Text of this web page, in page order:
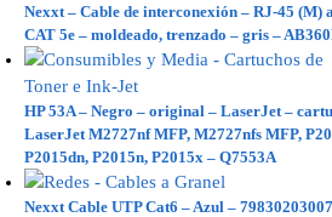
Nexxt – Cable de interconexión – RJ-45 (M)
CAT 5e – moldeado, trenzado – gris –
HP 53A – Negro – original – LaserJet –
LaserJet M2727nf MFP, M2727nfs MFP,
P2015dn, P2015n, P2015x – Q7553A
Nexxt Cable UTP Cat6 – Azul –